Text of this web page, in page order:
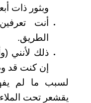
وبثور ذات
أنت
الطريق.
ذلك لأنني
إن كنت قد
لسبب ما لم
يقشعر تحت